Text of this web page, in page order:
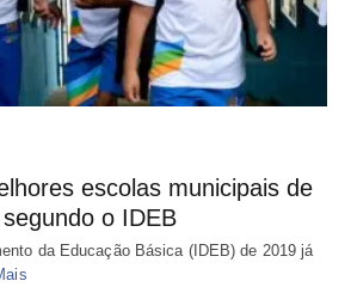
escolas municipais de
o IDEB
da Educação Básica (IDEB) de 2019 já